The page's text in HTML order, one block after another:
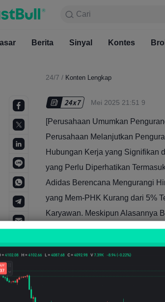
Cari
Pasar Berita
Cari
Berita Sinyal Kontes
24/7 / Konten Lengkap
Mei 2025 21:51 9
[Perusahaan Umumkan
Perusahaan Melanjutkan
Hubungan Kerja yang Signifikan
yang Perlu Diperhatikan
Adidas Berencana Mengurangi
yang Mem-PHK Kurang dari 5%
Karyawan. Meskipun Alasannya
Biaya atau Perubahan
Perusahaan Memperkirakan
Kerja di Tahun-Tahun Mendatang.